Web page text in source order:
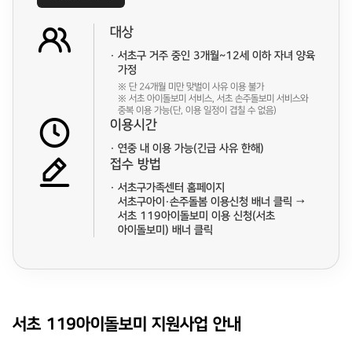
대상
서초구 거주 중인 3개월~12세 이하 자녀 양육
가정
※ 단 24개월 미만 맞벌이 사유 이용 불가
※ 서초 아이돌보미 서비스, 서초 손주돌보미 서비스와
중복 이용 가능(단, 이용 일정이 겹칠 수 없음)
이용시간
연중 내 이용 가능(긴급 사유 한해)
접수 방법
서초구가족센터 홈페이지
서초구아이·손주돌봄 이용신청 배너 클릭 →
서초 119아이돌보미 이용 신청(서초
아이돌보미) 배너 클릭
서초 119아이돌보미 지원사업 안내